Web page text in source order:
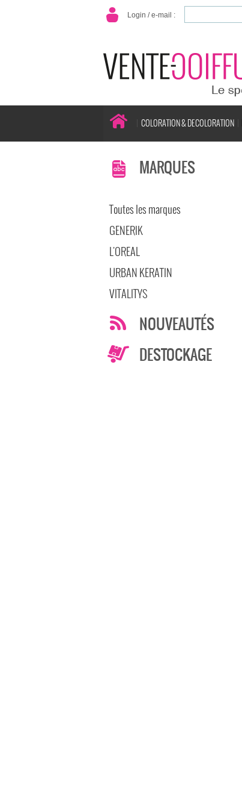
Login / e-mail :
COLORATION & DECOLORATION
MARQUES
Toutes les marques
GENERIK
L'OREAL
URBAN KERATIN
VITALITYS
NOUVEAUTÉS
DESTOCKAGE